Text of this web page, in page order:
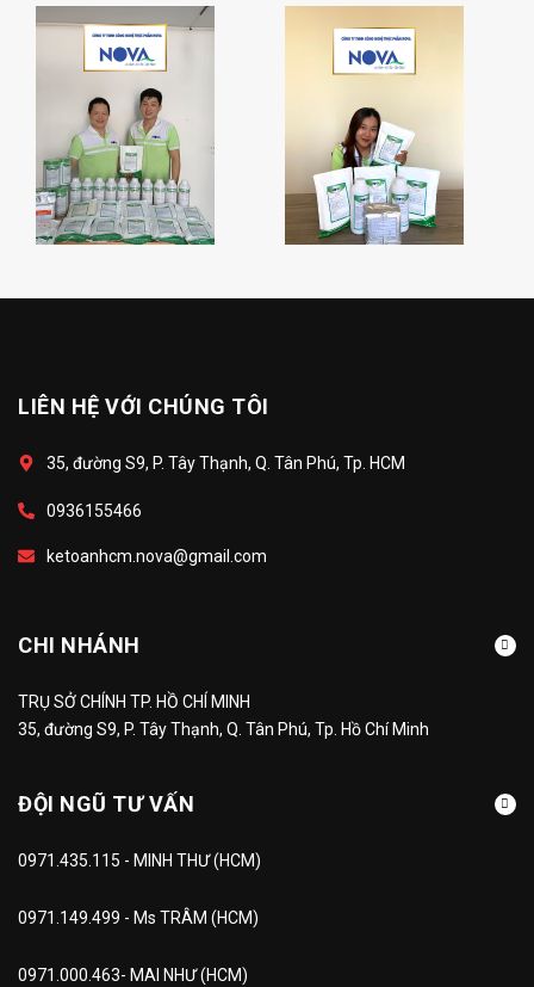
LIÊN HỆ VỚI CHÚNG TÔI
35, đường S9, P. Tây Thạnh, Q. Tân Phú, Tp. HCM
0936155466
ketoanhcm.nova@gmail.com
CHI NHÁNH
TRỤ SỞ CHÍNH TP. HỒ CHÍ MINH
35, đường S9, P. Tây Thạnh, Q. Tân Phú, Tp. Hồ Chí Minh
ĐỘI NGŨ TƯ VẤN
0971.435.115 - MINH THƯ (HCM)
0971.149.499 - Ms TRÂM (HCM)
0971.000.463- MAI NHƯ (HCM)